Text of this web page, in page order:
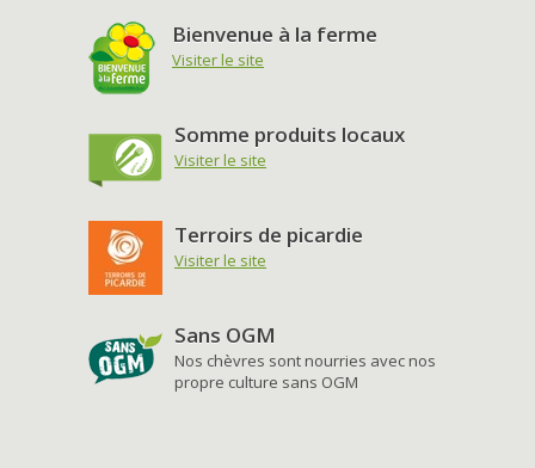
Bienvenue à la ferme
Visiter le site
Somme produits locaux
Visiter le site
Terroirs de picardie
Visiter le site
Sans OGM
Nos chèvres sont nourries avec nos
propre culture sans OGM